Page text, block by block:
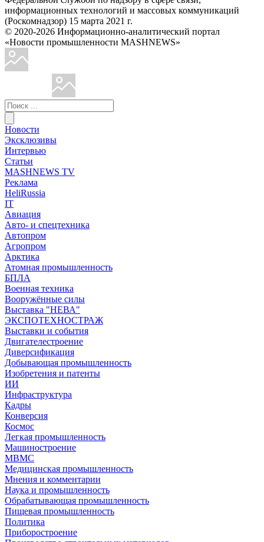
информационных технологий и массовых коммуникаций
(Роскомнадзор) 15 марта 2021 г.
© 2020-2026 Информационно-аналитический портал
«Новости промышленности MASHNEWS»
Новости
Эксклюзивы
Интервью
Статьи
MASHNEWS TV
Реклама
HeliRussia
IT
Авиация
Авто- и спецтехника
Автопром
Агропром
Арктика
Атомная промышленность
БПЛА
Военная техника
Вооружённые силы
Выставка "НЕВА"
ЭКСПОТЕХНОСТРАЖ
Выставки и события
Двигателестроение
Диверсификация
Добывающая промышленность
Изобретения и патенты
ИИ
Инфраструктура
Кадры
Конверсия
Космос
Легкая промышленность
Машиностроение
МВМС
Медицинская промышленность
Мнения и комментарии
Наука и промышленность
Обрабатывающая промышленность
Пищевая промышленность
Политика
Приборостроение